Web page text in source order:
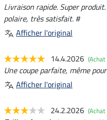
Livraison rapide. Super
polaire, très satisfait. #
Afficher l'original
14.4.2026
Une coupe parfaite, même
Afficher l'original
24.2.2026